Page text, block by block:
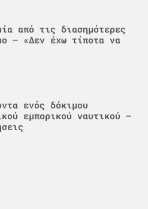
από τις διασημότερες
– «Δεν έχω τίποτα να
ενός δόκιμου
εμπορικού ναυτικού –